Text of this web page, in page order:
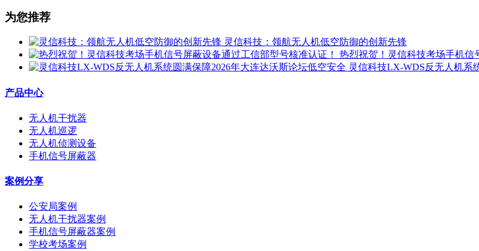
为您推荐
灵信科技：领航无人机低空防御的创新先锋
热烈祝贺！灵信科技考场手机信
灵信科技LX-WDS反无人机系
产品中心
无人机干扰器
无人机巡逻
无人机侦测设备
手机信号屏蔽器
案例分享
公安局案例
无人机干扰器案例
手机信号屏蔽器案例
学校考场案例